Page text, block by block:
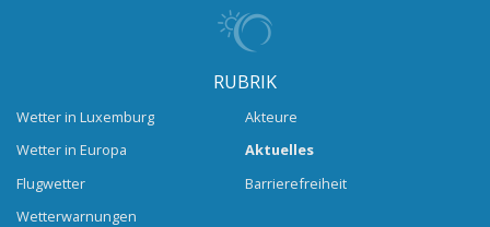
RUBRIK
Wetter in Luxemburg
Wetter in Europa
Flugwetter
Wetterwarnungen
Akteure
Aktuelles
Barrierefreiheit